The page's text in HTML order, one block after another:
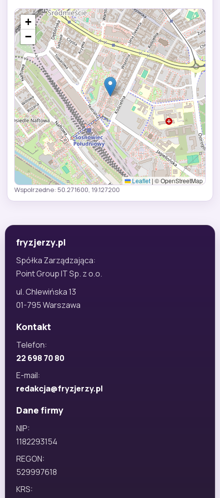
+
−
Leaflet | © OpenStreetMap
Wspolrzedne: 50.271600, 19.127200
fryzjerzy.pl
Spółka Zarządzająca:
Point Group IT Sp. z o.o.
ul. Chlewińska 13
01-795 Warszawa
Kontakt
Telefon:
22 698 70 80
E-mail:
redakcja@fryzjerzy.pl
Dane firmy
NIP:
1182293154
REGON:
529997618
KRS: